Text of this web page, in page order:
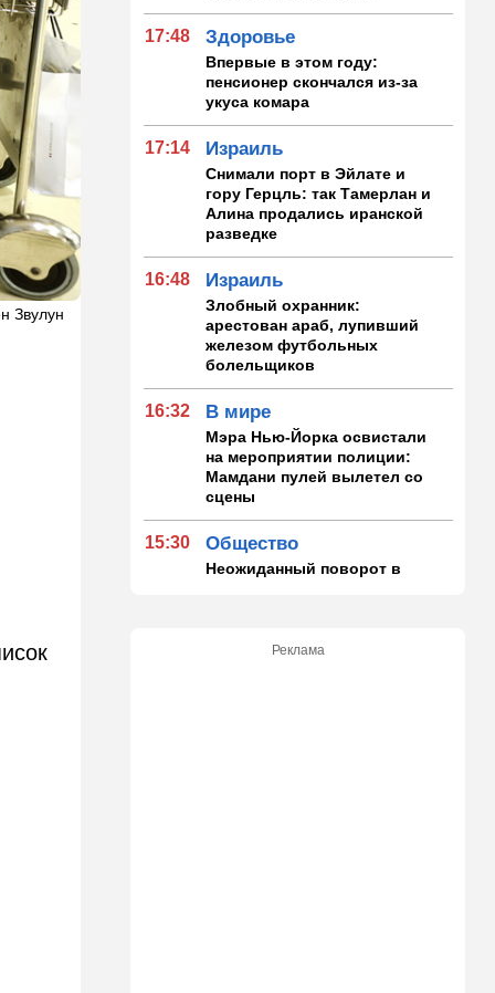
Звулун
17:48 Здоровье
Впервые в этом году:
пенсионер скончался из-за
укуса комара
17:14 Израиль
Снимали порт в Эйлате и
гору Герцль: так Тамерлан и
Алина продались иранской
разведке
16:48 Израиль
Злобный охранник:
арестован араб, лупивший
железом футбольных
болельщиков
16:32 В мире
Мэра Нью-Йорка освистали
на мероприятии полиции:
Мамдани пулей вылетел со
сцены
15:30 Общество
Неожиданный поворот в
Реклама